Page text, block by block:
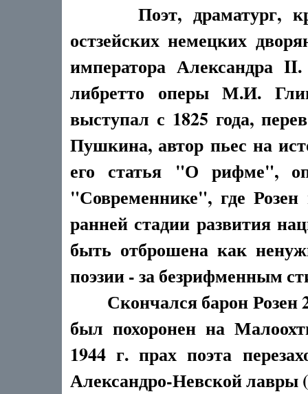
Поэт, драматург,
остзейских немецких
императора Александра
либретто оперы М.И.
выступал с 1825 года,
Пушкина, автор пьес на
его статья "О рифме",
"Современнике", где
ранней стадии развития
быть отброшена как
поэзии - за безрифменным
Скончался барон Розен
был похоронен на
1944 г. прах поэта
Александро-Невской лавры